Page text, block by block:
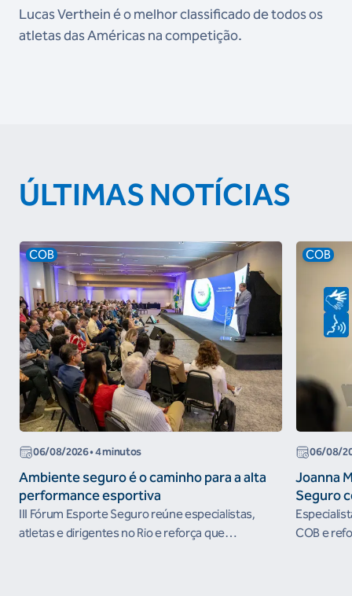
Lucas Verthein é o melhor classificado de todos os
atletas das Américas na competição.
ÚLTIMAS NOTÍCIAS
COB
06/08/2026• 4 minutos
Ambiente seguro é o caminho para a alta
performance esportiva
III Fórum Esporte Seguro reúne especialistas,
atletas e dirigentes no Rio e reforça que
COB
06/08/
Joanna
Seguro
COB e